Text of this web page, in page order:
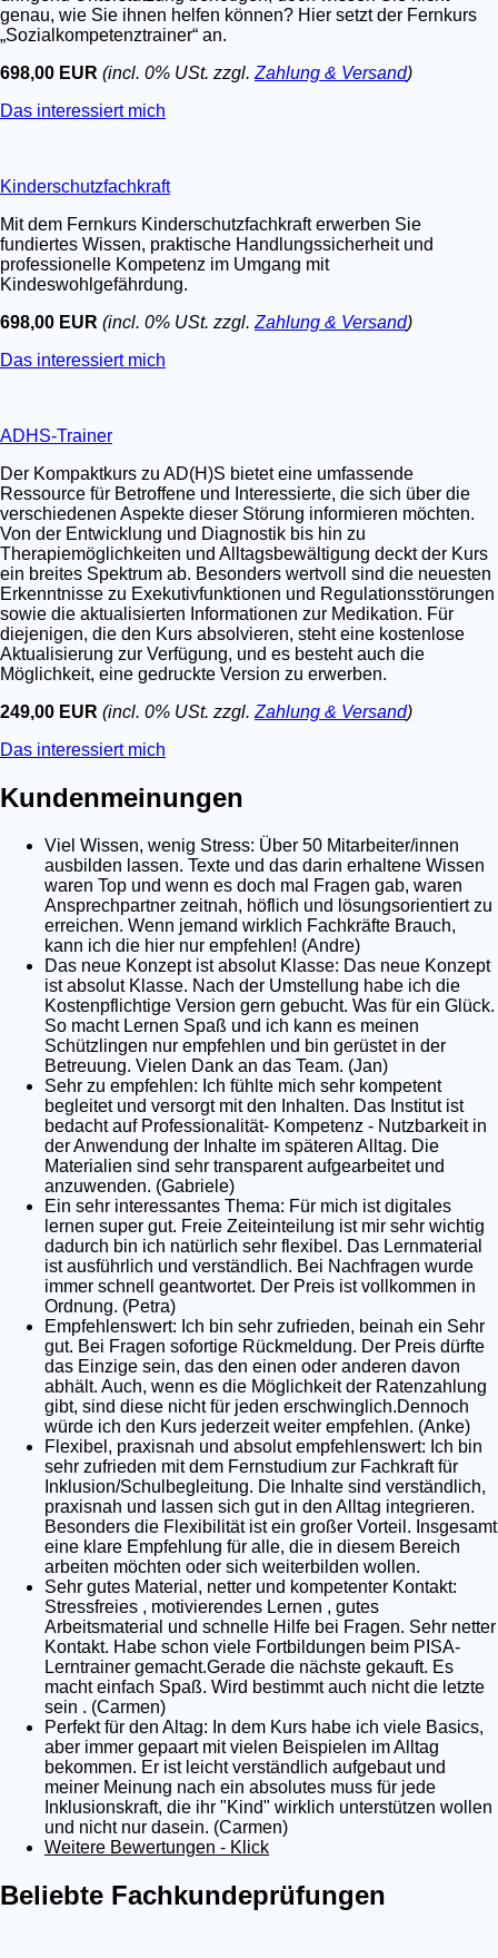
genau, wie Sie ihnen helfen können? Hier setzt der Fernkurs
„Sozialkompetenztrainer“ an.
698,00 EUR (incl. 0% USt. zzgl. Zahlung & Versand)
Das interessiert mich
Kinderschutzfachkraft
Mit dem Fernkurs Kinderschutzfachkraft erwerben Sie
fundiertes Wissen, praktische Handlungssicherheit und
professionelle Kompetenz im Umgang mit
Kindeswohlgefährdung.
698,00 EUR (incl. 0% USt. zzgl. Zahlung & Versand)
Das interessiert mich
ADHS-Trainer
Der Kompaktkurs zu AD(H)S bietet eine umfassende
Ressource für Betroffene und Interessierte, die sich über die
verschiedenen Aspekte dieser Störung informieren möchten.
Von der Entwicklung und Diagnostik bis hin zu
Therapiemöglichkeiten und Alltagsbewältigung deckt der Kurs
ein breites Spektrum ab. Besonders wertvoll sind die neuesten
Erkenntnisse zu Exekutivfunktionen und Regulationsstörungen
sowie die aktualisierten Informationen zur Medikation. Für
diejenigen, die den Kurs absolvieren, steht eine kostenlose
Aktualisierung zur Verfügung, und es besteht auch die
Möglichkeit, eine gedruckte Version zu erwerben.
249,00 EUR (incl. 0% USt. zzgl. Zahlung & Versand)
Das interessiert mich
Kundenmeinungen
Viel Wissen, wenig Stress: Über 50 Mitarbeiter/innen
ausbilden lassen. Texte und das darin erhaltene Wissen
waren Top und wenn es doch mal Fragen gab, waren
Ansprechpartner zeitnah, höflich und lösungsorientiert zu
erreichen. Wenn jemand wirklich Fachkräfte Brauch,
kann ich die hier nur empfehlen! (Andre)
Das neue Konzept ist absolut Klasse: Das neue Konzept
ist absolut Klasse. Nach der Umstellung habe ich die
Kostenpflichtige Version gern gebucht. Was für ein Glück.
So macht Lernen Spaß und ich kann es meinen
Schützlingen nur empfehlen und bin gerüstet in der
Betreuung. Vielen Dank an das Team. (Jan)
Sehr zu empfehlen: Ich fühlte mich sehr kompetent
begleitet und versorgt mit den Inhalten. Das Institut ist
bedacht auf Professionalität- Kompetenz - Nutzbarkeit in
der Anwendung der Inhalte im späteren Alltag. Die
Materialien sind sehr transparent aufgearbeitet und
anzuwenden. (Gabriele)
Ein sehr interessantes Thema: Für mich ist digitales
lernen super gut. Freie Zeiteinteilung ist mir sehr wichtig
dadurch bin ich natürlich sehr flexibel. Das Lernmaterial
ist ausführlich und verständlich. Bei Nachfragen wurde
immer schnell geantwortet. Der Preis ist vollkommen in
Ordnung. (Petra)
Empfehlenswert: Ich bin sehr zufrieden, beinah ein Sehr
gut. Bei Fragen sofortige Rückmeldung. Der Preis dürfte
das Einzige sein, das den einen oder anderen davon
abhält. Auch, wenn es die Möglichkeit der Ratenzahlung
gibt, sind diese nicht für jeden erschwinglich.Dennoch
würde ich den Kurs jederzeit weiter empfehlen. (Anke)
Flexibel, praxisnah und absolut empfehlenswert: Ich bin
sehr zufrieden mit dem Fernstudium zur Fachkraft für
Inklusion/Schulbegleitung. Die Inhalte sind verständlich,
praxisnah und lassen sich gut in den Alltag integrieren.
Besonders die Flexibilität ist ein großer Vorteil. Insgesamt
eine klare Empfehlung für alle, die in diesem Bereich
arbeiten möchten oder sich weiterbilden wollen.
Sehr gutes Material, netter und kompetenter Kontakt:
Stressfreies , motivierendes Lernen , gutes
Arbeitsmaterial und schnelle Hilfe bei Fragen. Sehr netter
Kontakt. Habe schon viele Fortbildungen beim PISA-
Lerntrainer gemacht.Gerade die nächste gekauft. Es
macht einfach Spaß. Wird bestimmt auch nicht die letzte
sein . (Carmen)
Perfekt für den Altag: In dem Kurs habe ich viele Basics,
aber immer gepaart mit vielen Beispielen im Alltag
bekommen. Er ist leicht verständlich aufgebaut und
meiner Meinung nach ein absolutes muss für jede
Inklusionskraft, die ihr "Kind" wirklich unterstützen wollen
und nicht nur dasein. (Carmen)
Weitere Bewertungen - Klick
Beliebte Fachkundeprüfungen